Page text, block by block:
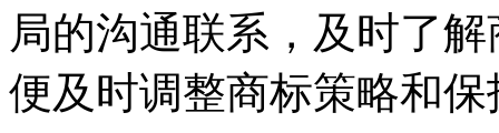
局的沟通联系，及时了
便及时调整商标策略和